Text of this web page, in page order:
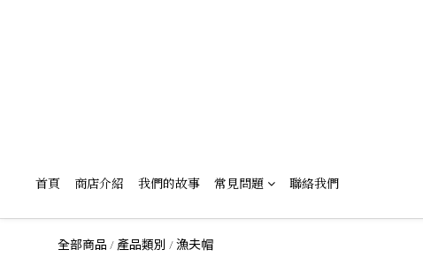
首頁 商店介紹 我們的故事 常見問題 聯絡我們
全部商品 / 產品類別 /漁夫帽